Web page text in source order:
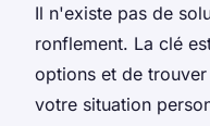
Il n'existe pas de
ronflement. La clé
options et de
votre situation